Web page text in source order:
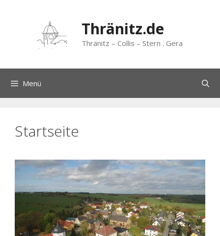
springen
Thränitz.de
Thränitz – Collis – Stern . Gera
Menü
Startseite